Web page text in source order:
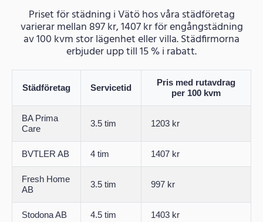
Priset för städning i Vätö hos våra städföretag
varierar mellan 897 kr, 1407 kr för engångstädning
av 100 kvm stor lägenhet eller villa. Städfirmorna
erbjuder upp till 15 % i rabatt.
Städföretag Servicetid
Pris med rutavdrag
per 100 kvm
BA Prima
Care
3.5 tim 1203 kr
BVTLER AB 4 tim 1407 kr
Fresh Home
AB
3.5 tim 997 kr
Stodona AB 4.5 tim 1403 kr